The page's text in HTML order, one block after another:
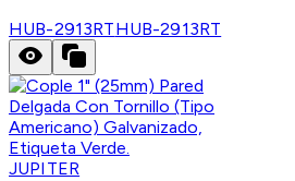
HUB-2913RTHUB-2913RT
JUPITER